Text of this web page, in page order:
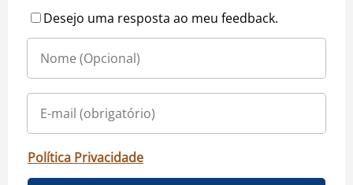
Desejo uma resposta ao meu feedback.
Política Privacidade